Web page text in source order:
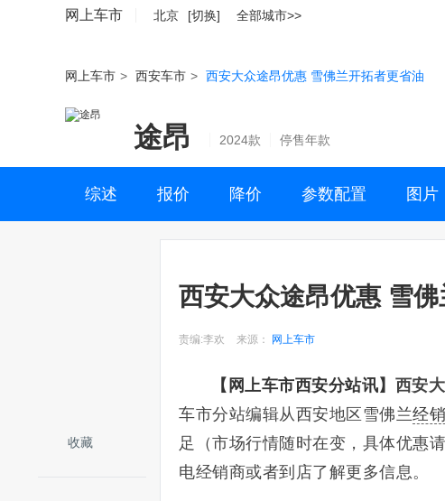
网上车市 北京 [切换] 全部城市>>
网上车市 > 西安车市 > 西安大众途昂优惠 雪佛兰开拓者更省油
途昂 2024款 停售年款
综述 报价 降价 参数配置 图片
收藏
西安大众途昂优惠 雪
责编:李欢 来源： 网上车市
【网上车市西安分站讯】 西安
车市分站编辑从西安地区雪佛兰经
足（市场行情随时在变，具体优惠
电经销商或者到店了解更多信息。